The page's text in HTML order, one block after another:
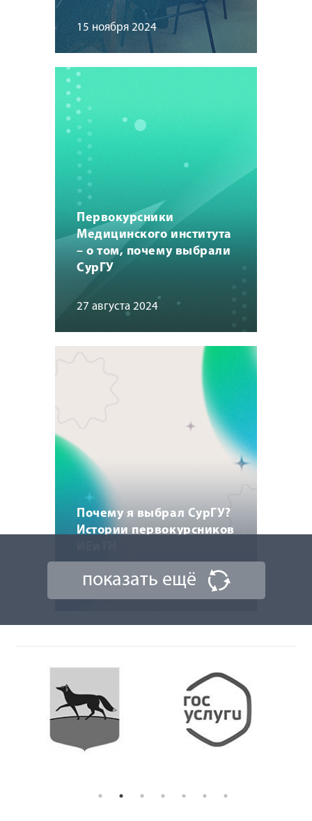
15 ноября 2024
Первокурсники
Медицинского института
– о том, почему выбрали
СурГУ
27 августа 2024
Почему я выбрал СурГУ?
Истории первокурсников
14 августа 2024
показать ещё